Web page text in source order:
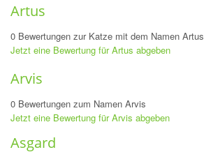
Artus
0 Bewertungen zur Katze mit dem Namen Artus
Jetzt eine Bewertung für Artus abgeben
Arvis
0 Bewertungen zum Namen Arvis
Jetzt eine Bewertung für Arvis abgeben
Asgard